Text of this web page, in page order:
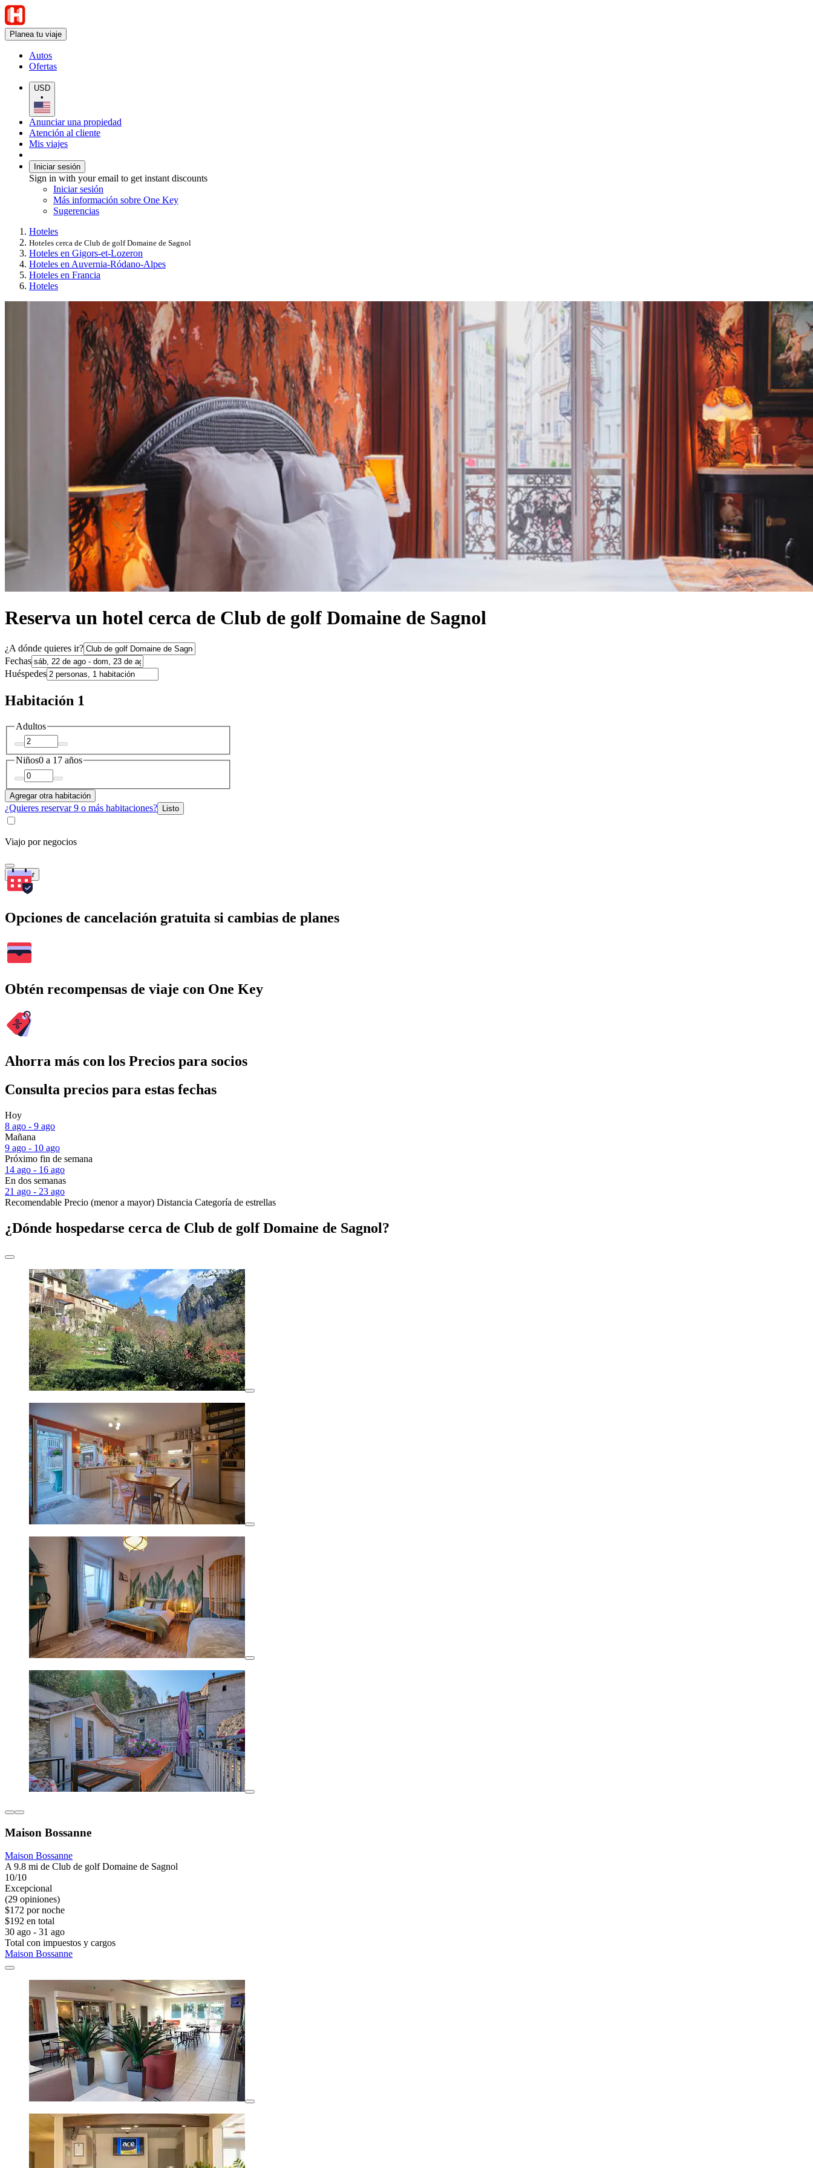
Planea tu viaje
Autos
Ofertas
USD
•
Anunciar una propiedad
Atención al cliente
Mis viajes
Iniciar sesión
Sign in with your email to get instant discounts
Iniciar sesión
Más información sobre One Key
Sugerencias
Hoteles
Hoteles cerca de Club de golf Domaine de Sagnol
Hoteles en Gigors-et-Lozeron
Hoteles en Auvernia-Ródano-Alpes
Hoteles en Francia
Hoteles
Reserva un hotel cerca de Club de golf Domaine de Sagnol
¿A dónde quieres ir?
Fechas
Huéspedes
Habitación 1
Adultos
Niños0 a 17 años
Agregar otra habitación
¿Quieres reservar 9 o más habitaciones? Listo
Viajo por negocios
Buscar
Opciones de cancelación gratuita si cambias de planes
Obtén recompensas de viaje con One Key
Ahorra más con los Precios para socios
Consulta precios para estas fechas
Hoy
8 ago - 9 ago
Mañana
9 ago - 10 ago
Próximo fin de semana
14 ago - 16 ago
En dos semanas
21 ago - 23 ago
Recomendable Precio (menor a mayor) Distancia Categoría de estrellas
¿Dónde hospedarse cerca de Club de golf Domaine de Sagnol?
Maison Bossanne
Maison Bossanne
A 9.8 mi de Club de golf Domaine de Sagnol
10/10
Excepcional
(29 opiniones)
$172 por noche
$192 en total
30 ago - 31 ago
Total con impuestos y cargos
Maison Bossanne